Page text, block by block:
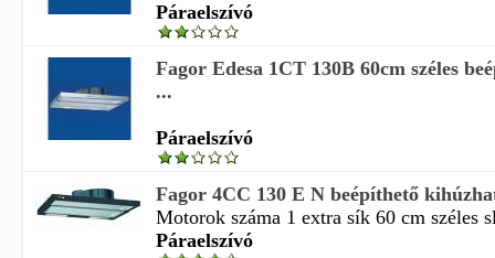
Páraelszívó
Fagor Edesa 1CT 130B 60cm széles
...
Páraelszívó
Fagor 4CC 130 E N beépíthető
Motorok száma 1 extra sík 60 cm széles
Páraelszívó